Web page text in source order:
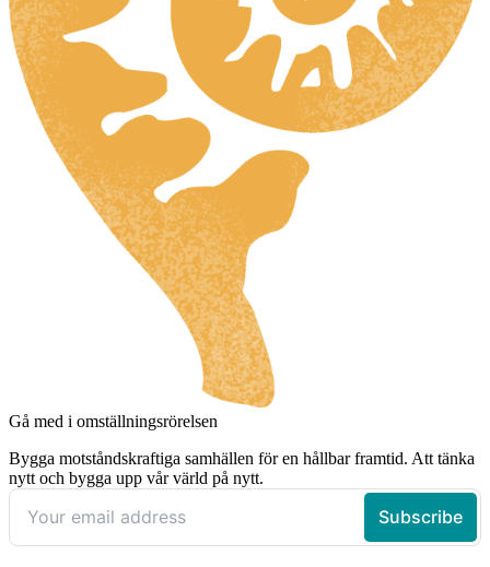
Gå med i omställningsrörelsen
Bygga motståndskraftiga samhällen för en hållbar framtid. Att tänka
nytt och bygga upp vår värld på nytt.